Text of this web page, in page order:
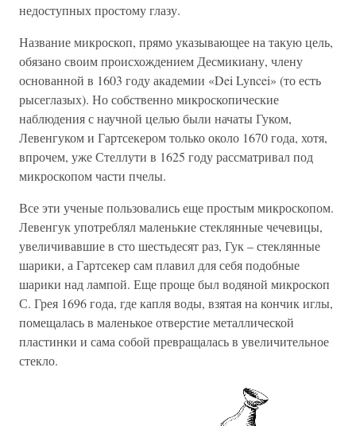
недоступных простому глазу.
Название микроскоп, прямо указывающее на такую цель,
обязано своим происхождением Десмикиану, члену
основанной в 1603 году академии «Dei Lyncei» (то есть
рысеглазых). Но собственно микроскопические
наблюдения с научной целью были начаты Гуком,
Левенгуком и Гартсекером только около 1670 года, хотя,
впрочем, уже Стеллути в 1625 году рассматривал под
микроскопом части пчелы.
Все эти ученые пользовались еще простым микроскопом.
Левенгук употреблял маленькие стеклянные чечевицы,
увеличивавшие в сто шестьдесят раз, Гук – стеклянные
шарики, а Гартсекер сам плавил для себя подобные
шарики над лампой. Еще проще был водяной микроскоп
С. Грея 1696 года, где капля воды, взятая на кончик иглы,
помещалась в маленькое отверстие металлической
пластинки и сама собой превращалась в увеличительное
стекло.